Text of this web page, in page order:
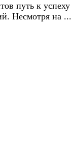
путь к успеху
Несмотря на ...